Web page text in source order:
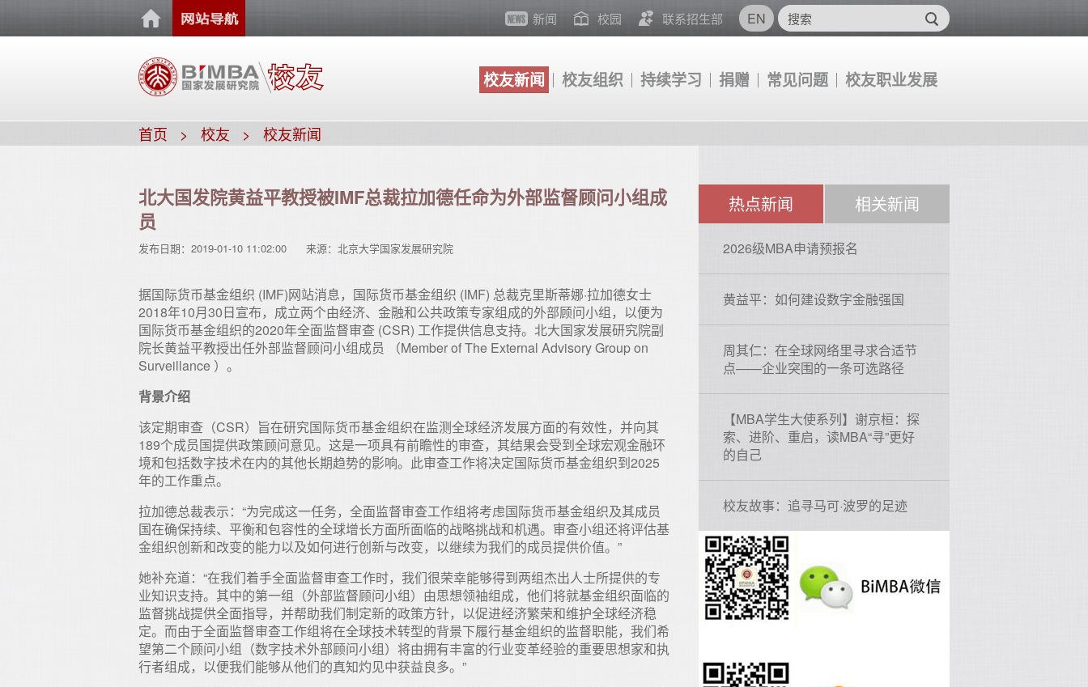
EN
校友新闻 校友组织 持续学习 捐赠 常见问题 校友职业发展
新闻 校园 联系招生部
首页 校友 校友新闻
北大国发院黄益平教授被IMF总裁拉加德任命为外部监督顾问小组成
员
发布日期： 2019-01-10 11:02:00 来源： 北京大学国家发展研究院
据国际货币基金组织 (IMF)网站消息，国际货币基金组织 (IMF) 总裁克里斯蒂娜·拉加德女士
2018年10月30日宣布，成立两个由经济、金融和公共政策专家组成的外部顾问小组，以便为
国际货币基金组织的2020年全面监督审查 (CSR) 工作提供信息支持。北大国家发展研究院副
院长黄益平教授出任外部监督顾问小组成员 （Member of The External Advisory Group on
Surveillance ）。
背景介绍
该定期审查（CSR）旨在研究国际货币基金组织在监测全球经济发展方面的有效性，并向其
189个成员国提供政策顾问意见。这是一项具有前瞻性的审查，其结果会受到全球宏观金融环
境和包括数字技术在内的其他长期趋势的影响。此审查工作将决定国际货币基金组织到2025
年的工作重点。
拉加德总裁表示：“为完成这一任务，全面监督审查工作组将考虑国际货币基金组织及其成员
国在确保持续、平衡和包容性的全球增长方面所面临的战略挑战和机遇。审查小组还将评估基
金组织创新和改变的能力以及如何进行创新与改变，以继续为我们的成员提供价值。”
她补充道：“在我们着手全面监督审查工作时，我们很荣幸能够得到两组杰出人士所提供的专
业知识支持。其中的第一组（外部监督顾问小组）由思想领袖组成，他们将就基金组织面临的
监督挑战提供全面指导，并帮助我们制定新的政策方针，以促进经济繁荣和维护全球经济稳
定。而由于全面监督审查工作组将在全球技术转型的背景下履行基金组织的监督职能，我们希
望第二个顾问小组（数字技术外部顾问小组）将由拥有丰富的行业变革经验的重要思想家和执
行者组成，以便我们能够从他们的真知灼见中获益良多。”
热点新闻 相关新闻
2026级MBA申请预报名
黄益平：如何建设数字金融强国
周其仁：在全球网络里寻求合适节
点——企业突围的一条可选路径
【MBA学生大使系列】谢京桓：探
索、进阶、重启，读MBA“寻”更好
的自己
校友故事：追寻马可·波罗的足迹